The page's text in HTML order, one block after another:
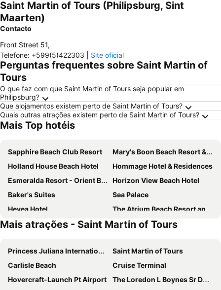
Saint Martin of Tours (Philipsburg, Sint
Maarten)
Contacto
Front Street 51,
Telefone: +599(5)422303 Site oficial
Perguntas frequentes sobre Saint Martin of
Tours
O que faz com que Saint Martin of Tours seja popular em
Philipsburg?
Que alojamentos existem perto de Saint Martin of Tours?
Quais outras atrações existem perto de Saint Martin of Tours?
Mais Top hotéis
Sapphire Beach Club Resort
Mary's Boon Beach Resort & Spa
Holland House Beach Hotel
Hommage Hotel & Residences
Esmeralda Resort - Orient Bay
Horizon View Beach Hotel
Baker's Suites
Sea Palace
Hevea Hotel
The Atrium Beach Resort and Spa, an Ascend Collection Resort
The Atrium Beach Resort and Spa Sint Maarten Ascend Collection Hotel
Adonis Cupecoy
Blue Sail Hotel
Carl's Unique Inn & Conference Facilities
Grand Case Beach Club
La Playa Orient Bay
The Paradise Inn
Orient Beach Hotel
Mais atrações - Saint Martin of Tours
Princess Juliana International Airport
Saint Martin of Tours
Carlisle Beach
Cruise Terminal
Hovercraft-Launch Pt Airport
The Loredon L Boynes Sr Dock